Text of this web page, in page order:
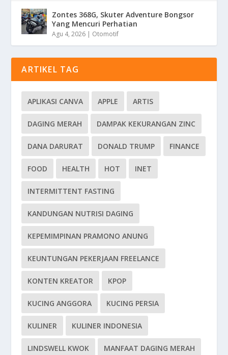
Zontes 368G, Skuter Adventure Bongsor
Yang Mencuri Perhatian
Agu 4, 2026 | Otomotif
ARTIKEL TAG
APLIKASI CANVA APPLE ARTIS
DAGING MERAH DAMPAK KEKURANGAN ZINC
DANA DARURAT DONALD TRUMP FINANCE
FOOD HEALTH HOT INET
INTERMITTENT FASTING
KANDUNGAN NUTRISI DAGING
KEPEMIMPINAN PRAMONO ANUNG
KEUNTUNGAN PEKERJAAN FREELANCE
KONTEN KREATOR KPOP
KUCING ANGGORA KUCING PERSIA
KULINER KULINER INDONESIA
LINDSWELL KWOK MANFAAT DAGING MERAH